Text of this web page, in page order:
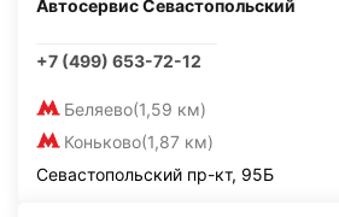
Автосервис Севастопольский
+7 (499) 653-72-12
Беляево(1,59 км)
Коньково(1,87 км)
Севастопольский пр-кт, 95Б